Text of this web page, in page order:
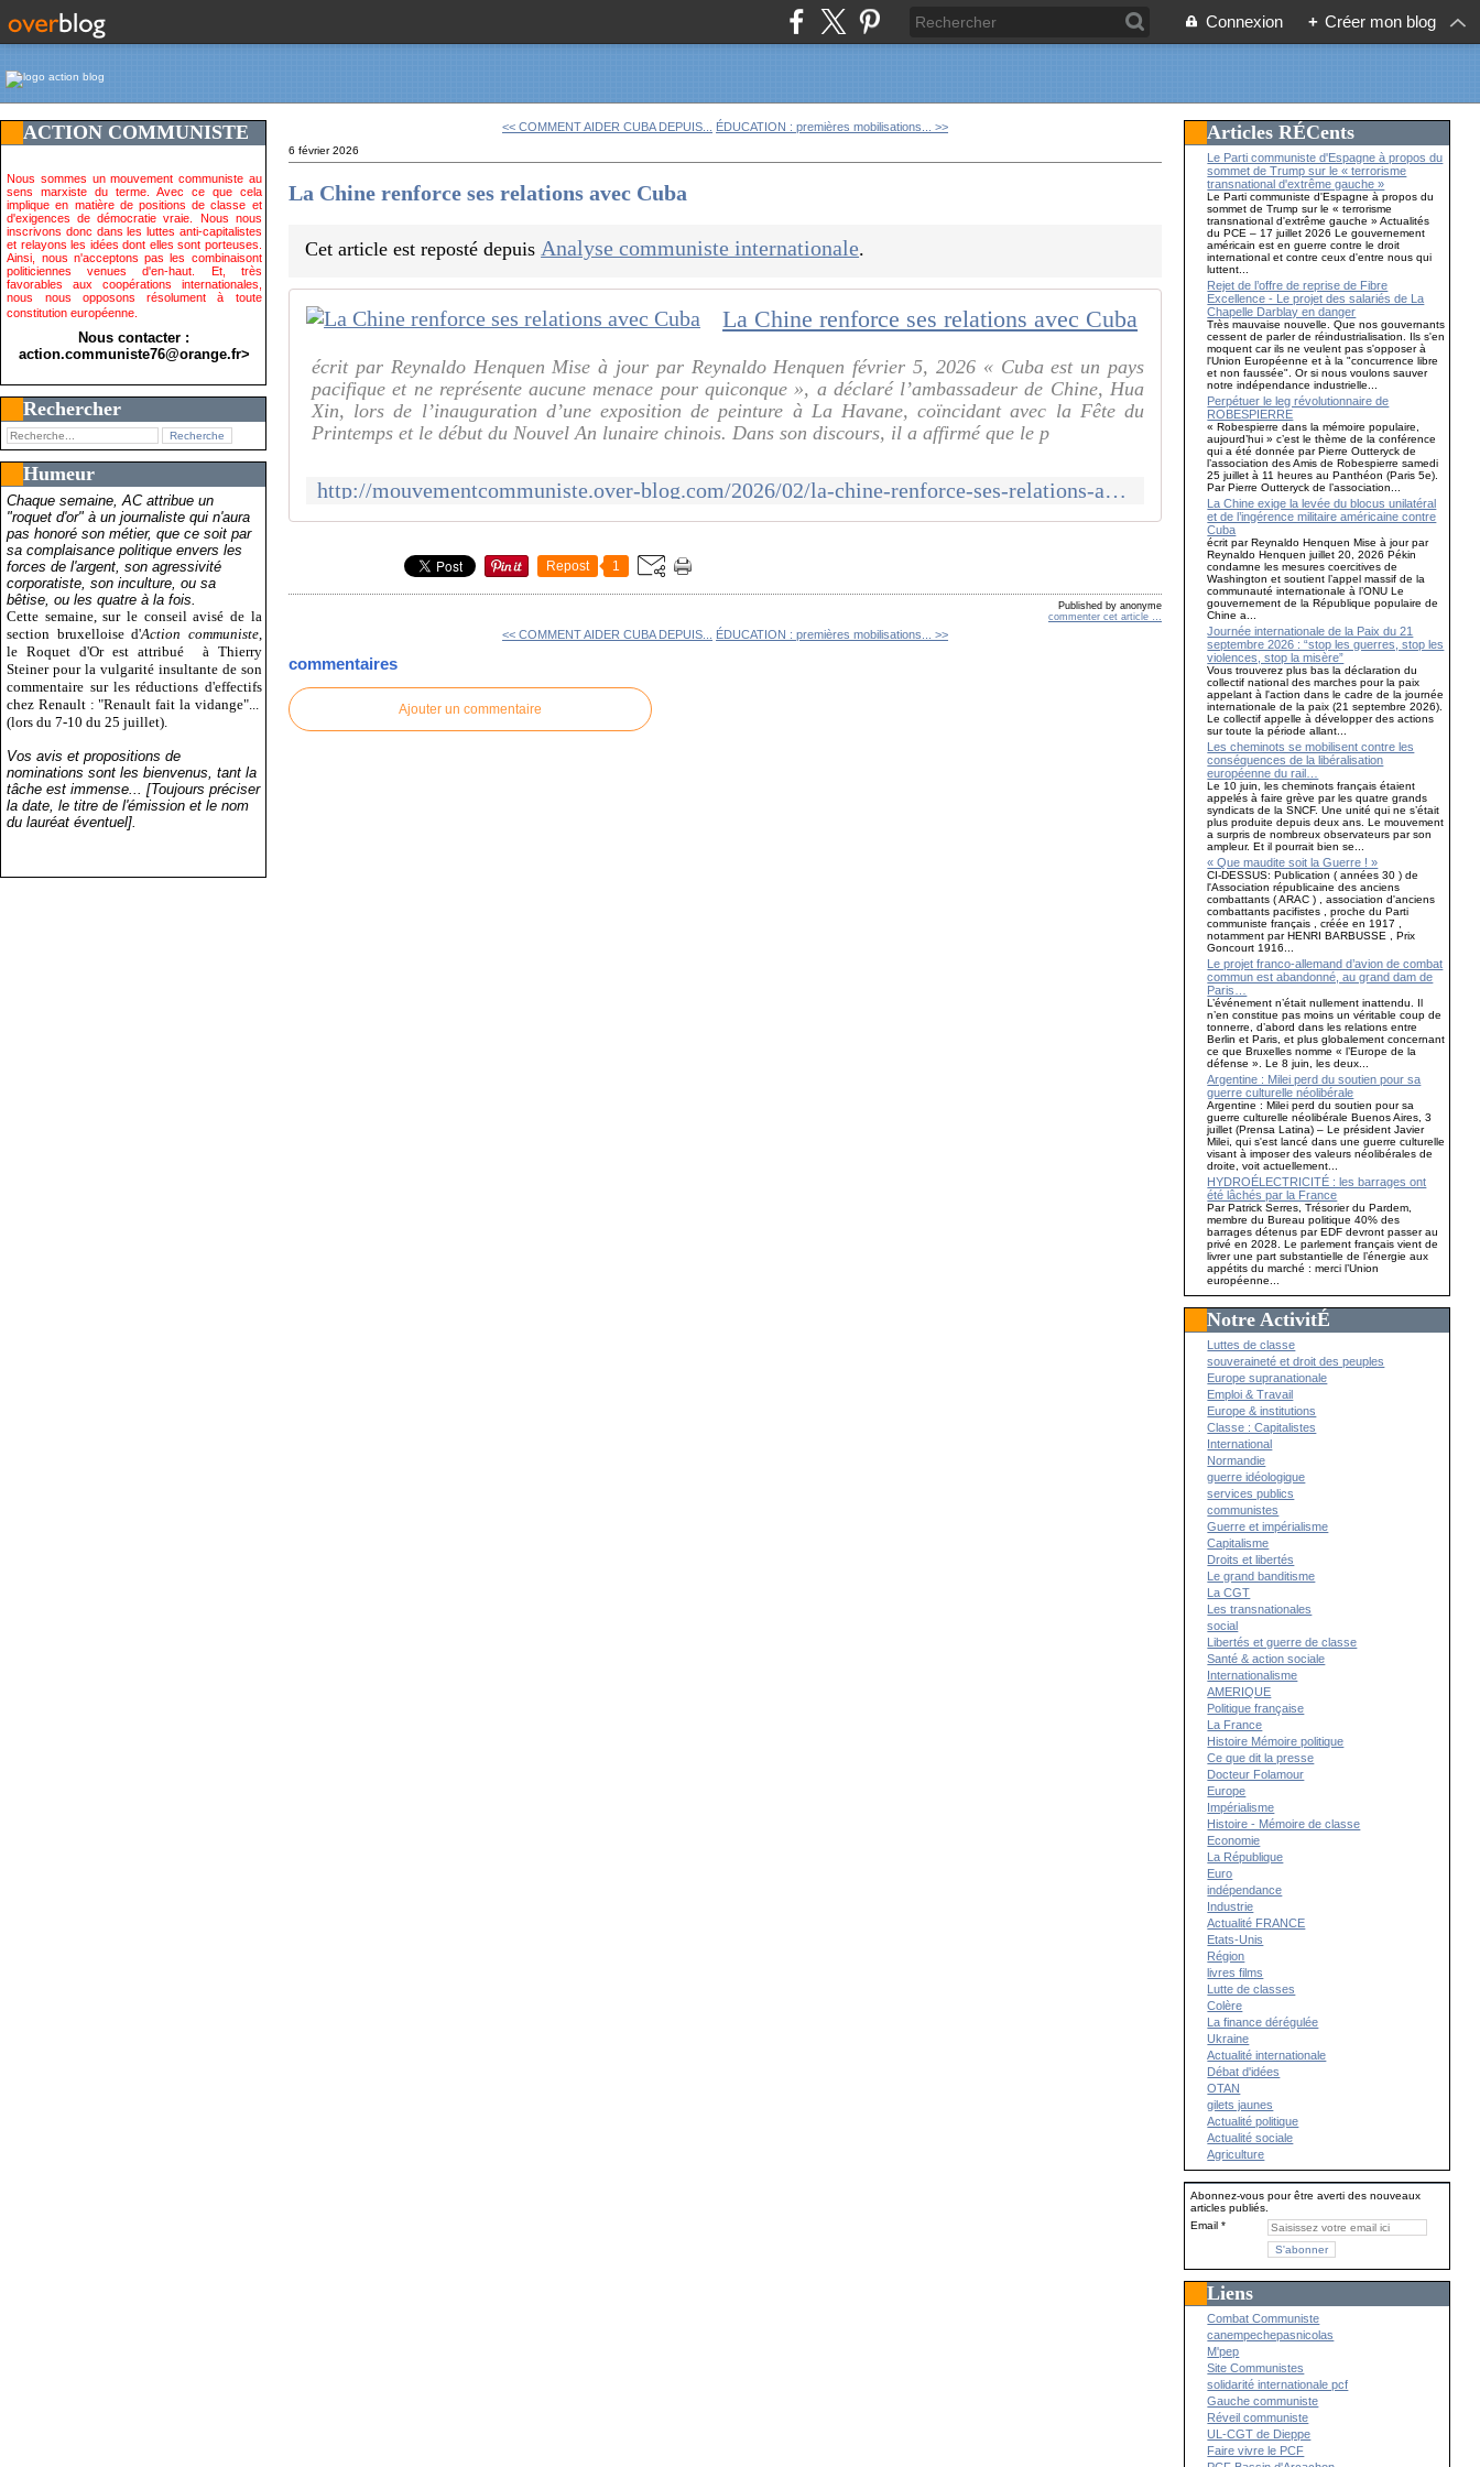
Connexion + Créer mon blog
ACTION COMMUNISTE
Nous sommes un mouvement communiste au
sens marxiste du terme. Avec ce que cela
implique en matière de positions de classe et
d'exigences de démocratie vraie. Nous nous
inscrivons donc dans les luttes anti-capitalistes
et relayons les idées dont elles sont porteuses.
Ainsi, nous n'acceptons pas les combinaisont
politiciennes venues d'en-haut. Et, très
favorables aux coopérations internationales,
nous nous opposons résolument à toute
constitution européenne.
Nous contacter :
action.communiste76@orange.fr>
Rechercher
Humeur
Chaque semaine, AC attribue un
"roquet d'or" à un journaliste qui n'aura
pas honoré son métier, que ce soit par
sa complaisance politique envers les
forces de l'argent, son agressivité
corporatiste, son inculture, ou sa
bêtise, ou les quatre à la fois.
Cette semaine, sur le conseil avisé de la
section bruxelloise d'Action communiste,
le Roquet d'Or est attribué
à Thierry
Steiner pour la vulgarité insultante de son
commentaire sur les réductions d'effectifs
chez Renault : "Renault fait la vidange"...
(lors du 7-10 du 25 juillet).
Vos avis et propositions de
nominations sont les bienvenus, tant la
tâche est immense... [Toujours préciser
la date, le titre de l'émission et le nom
du lauréat éventuel].
<< COMMENT AIDER CUBA DEPUIS... ÉDUCATION : premières mobilisations... >>
6 février 2026
La Chine renforce ses relations avec Cuba
Cet article est reposté depuisAnalyse communiste internationale.
La Chine renforce ses relations avec Cuba
écrit par Reynaldo Henquen Mise à jour par Reynaldo Henquen février 5, 2026 « Cuba est un pays
pacifique et ne représente aucune menace pour quiconque », a déclaré l’ambassadeur de Chine, Hua
Xin, lors de l’inauguration d’une exposition de peinture à La Havane, coïncidant avec la Fête du
Printemps et le début du Nouvel An lunaire chinois. Dans son discours, il a affirmé que le p
http://mouvementcommuniste.over-blog.com/2026/02/la-chine-renforce-ses-relations-avec-cuba.html
Repost 1
Published by anonyme
commenter cet article …
<< COMMENT AIDER CUBA DEPUIS... ÉDUCATION : premières mobilisations... >>
commentaires
Ajouter un commentaire
Articles RÉCents
Le Parti communiste d'Espagne à propos du
sommet de Trump sur le « terrorisme
transnational d'extrême gauche »
Le Parti communiste d'Espagne à propos du
sommet de Trump sur le « terrorisme
transnational d'extrême gauche » Actualités
du PCE – 17 juillet 2026 Le gouvernement
américain est en guerre contre le droit
international et contre ceux d'entre nous qui
luttent...
Rejet de l’offre de reprise de Fibre
Excellence - Le projet des salariés de La
Chapelle Darblay en danger
Très mauvaise nouvelle. Que nos gouvernants
cessent de parler de réindustrialisation. Ils s'en
moquent car ils ne veulent pas s'opposer à
l'Union Européenne et à la "concurrence libre
et non faussée". Or si nous voulons sauver
notre indépendance industrielle...
Perpétuer le leg révolutionnaire de
ROBESPIERRE
« Robespierre dans la mémoire populaire,
aujourd’hui » c’est le thème de la conférence
qui a été donnée par Pierre Outteryck de
l’association des Amis de Robespierre samedi
25 juillet à 11 heures au Panthéon (Paris 5e).
Par Pierre Outteryck de l’association...
La Chine exige la levée du blocus unilatéral
et de l’ingérence militaire américaine contre
Cuba
écrit par Reynaldo Henquen Mise à jour par
Reynaldo Henquen juillet 20, 2026 Pékin
condamne les mesures coercitives de
Washington et soutient l’appel massif de la
communauté internationale à l’ONU Le
gouvernement de la République populaire de
Chine a...
Journée internationale de la Paix du 21
septembre 2026 : “stop les guerres, stop les
violences, stop la misère”
Vous trouverez plus bas la déclaration du
collectif national des marches pour la paix
appelant à l'action dans le cadre de la journée
internationale de la paix (21 septembre 2026).
Le collectif appelle à développer des actions
sur toute la période allant...
Les cheminots se mobilisent contre les
conséquences de la libéralisation
européenne du rail…
Le 10 juin, les cheminots français étaient
appelés à faire grève par les quatre grands
syndicats de la SNCF. Une unité qui ne s’était
plus produite depuis deux ans. Le mouvement
a surpris de nombreux observateurs par son
ampleur. Et il pourrait bien se...
« Que maudite soit la Guerre ! »
CI-DESSUS: Publication ( années 30 ) de
l'Association républicaine des anciens
combattants ( ARAC ) , association d'anciens
combattants pacifistes , proche du Parti
communiste français , créée en 1917 ,
notamment par HENRI BARBUSSE , Prix
Goncourt 1916...
Le projet franco-allemand d’avion de combat
commun est abandonné, au grand dam de
Paris…
L’événement n’était nullement inattendu. Il
n’en constitue pas moins un véritable coup de
tonnerre, d’abord dans les relations entre
Berlin et Paris, et plus globalement concernant
ce que Bruxelles nomme « l’Europe de la
défense ». Le 8 juin, les deux...
Argentine : Milei perd du soutien pour sa
guerre culturelle néolibérale
Argentine : Milei perd du soutien pour sa
guerre culturelle néolibérale Buenos Aires, 3
juillet (Prensa Latina) – Le président Javier
Milei, qui s'est lancé dans une guerre culturelle
visant à imposer des valeurs néolibérales de
droite, voit actuellement...
HYDROÉLECTRICITÉ : les barrages ont
été lâchés par la France
Par Patrick Serres, Trésorier du Pardem,
membre du Bureau politique 40% des
barrages détenus par EDF devront passer au
privé en 2028. Le parlement français vient de
livrer une part substantielle de l’énergie aux
appétits du marché : merci l’Union
européenne...
Notre ActivitÉ
Luttes de classe
souveraineté et droit des peuples
Europe supranationale
Emploi & Travail
Europe & institutions
Classe : Capitalistes
International
Normandie
guerre idéologique
services publics
communistes
Guerre et impérialisme
Capitalisme
Droits et libertés
Le grand banditisme
La CGT
Les transnationales
social
Libertés et guerre de classe
Santé & action sociale
Internationalisme
AMERIQUE
Politique française
La France
Histoire Mémoire politique
Ce que dit la presse
Docteur Folamour
Europe
Impérialisme
Histoire - Mémoire de classe
Economie
La République
Euro
indépendance
Industrie
Actualité FRANCE
Etats-Unis
Région
livres films
Lutte de classes
Colère
La finance dérégulée
Ukraine
Actualité internationale
Débat d'idées
OTAN
gilets jaunes
Actualité politique
Actualité sociale
Agriculture
Abonnez-vous pour être averti des nouveaux
articles publiés.
Email
Liens
Combat Communiste
canempechepasnicolas
M'pep
Site Communistes
solidarité internationale pcf
Gauche communiste
Réveil communiste
UL-CGT de Dieppe
Faire vivre le PCF